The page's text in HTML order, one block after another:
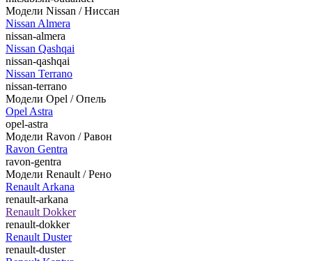
Модели Nissan / Ниссан
Nissan Almera
nissan-almera
Nissan Qashqai
nissan-qashqai
Nissan Terrano
nissan-terrano
Модели Opel / Опель
Opel Astra
opel-astra
Модели Ravon / Равон
Ravon Gentra
ravon-gentra
Модели Renault / Рено
Renault Arkana
renault-arkana
Renault Dokker
renault-dokker
Renault Duster
renault-duster